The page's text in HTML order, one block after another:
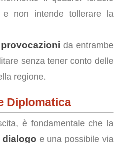
e non intende tollerare la
provocazioni da entrambe
senza tener conto delle
regione.
Diplomatica
è fondamentale che la
dialogo e una possibile via